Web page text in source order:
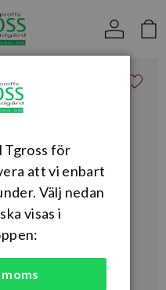
Tgross för
att vi enbart
Välj nedan
visas i